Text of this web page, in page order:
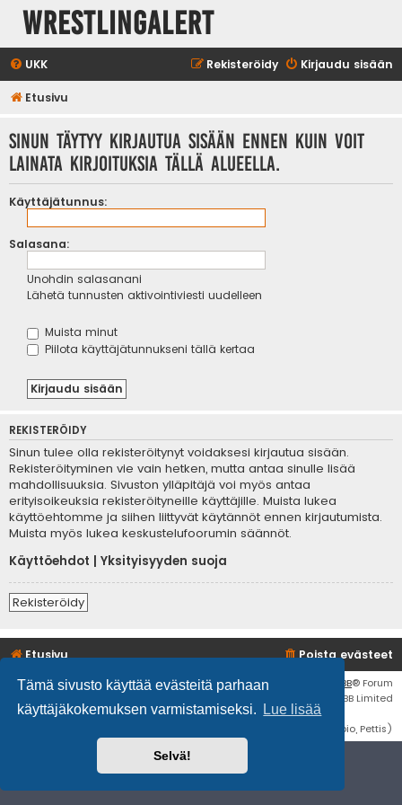
Tämä sivusto käyttää evästeitä parhaan
käyttäjäkokemuksen varmistamiseksi.
Lue lisää
Selvä!
WrestlingAlert
UKK Kirjaudu sisään
Rekisteröidy
Etusivu
Sinun täytyy kirjautua sisään ennen kuin voit
lainata kirjoituksia tällä alueella.
Käyttäjätunnus:
Salasana:
Unohdin salasanani
Lähetä tunnusten aktivointiviesti uudelleen
Muista minut
Piilota käyttäjätunnukseni tällä kertaa
REKISTERÖIDY
Sinun tulee olla rekisteröitynyt voidaksesi kirjautua sisään.
Rekisteröityminen vie vain hetken, mutta antaa sinulle lisää
mahdollisuuksia. Sivuston ylläpitäjä voi myös antaa
erityisoikeuksia rekisteröityneille käyttäjille. Muista lukea
käyttöehtomme ja siihen liittyvät käytännöt ennen kirjautumista.
Muista myös lukea keskustelufoorumin säännöt.
Käyttöehdot
Yksityisyyden suoja
Rekisteröidy
Etusivu Poista evästeet
Flat Style byIan Bradley• Keskustelufoorumin ohjelmisto phpBB® Forum
Software © phpBB Limited
Käännös: phpBB Suomi (lurttinen, harritapio, Pettis)